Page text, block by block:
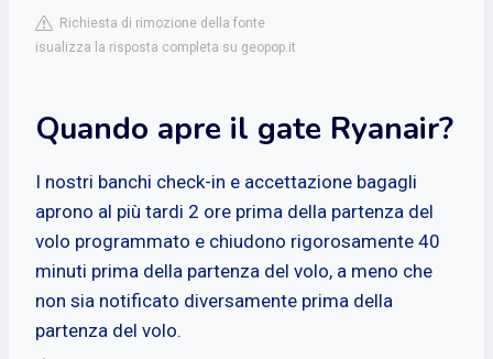
Richiesta di rimozione della fonte
isualizza la risposta completa su geopop.it
Quando apre il gate Ryanair?
I nostri banchi check-in e accettazione bagagli
aprono al più tardi 2 ore prima della partenza del
volo programmato e chiudono rigorosamente 40
minuti prima della partenza del volo, a meno che
non sia notificato diversamente prima della
partenza del volo.